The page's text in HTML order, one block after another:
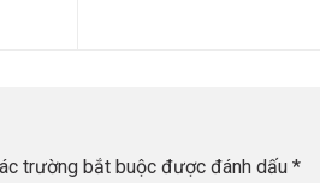
trường bắt buộc được đánh dấu *